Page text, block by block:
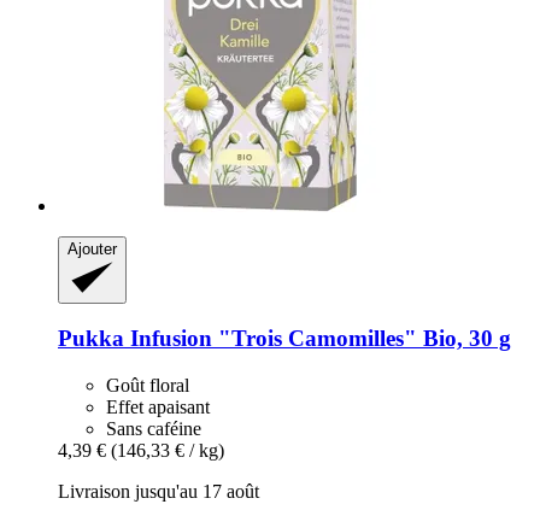
Ajouter
Pukka Infusion "Trois Camomilles" Bio, 30 g
Goût floral
Effet apaisant
Sans caféine
4,39 € (146,33 € / kg)
Livraison jusqu'au 17 août